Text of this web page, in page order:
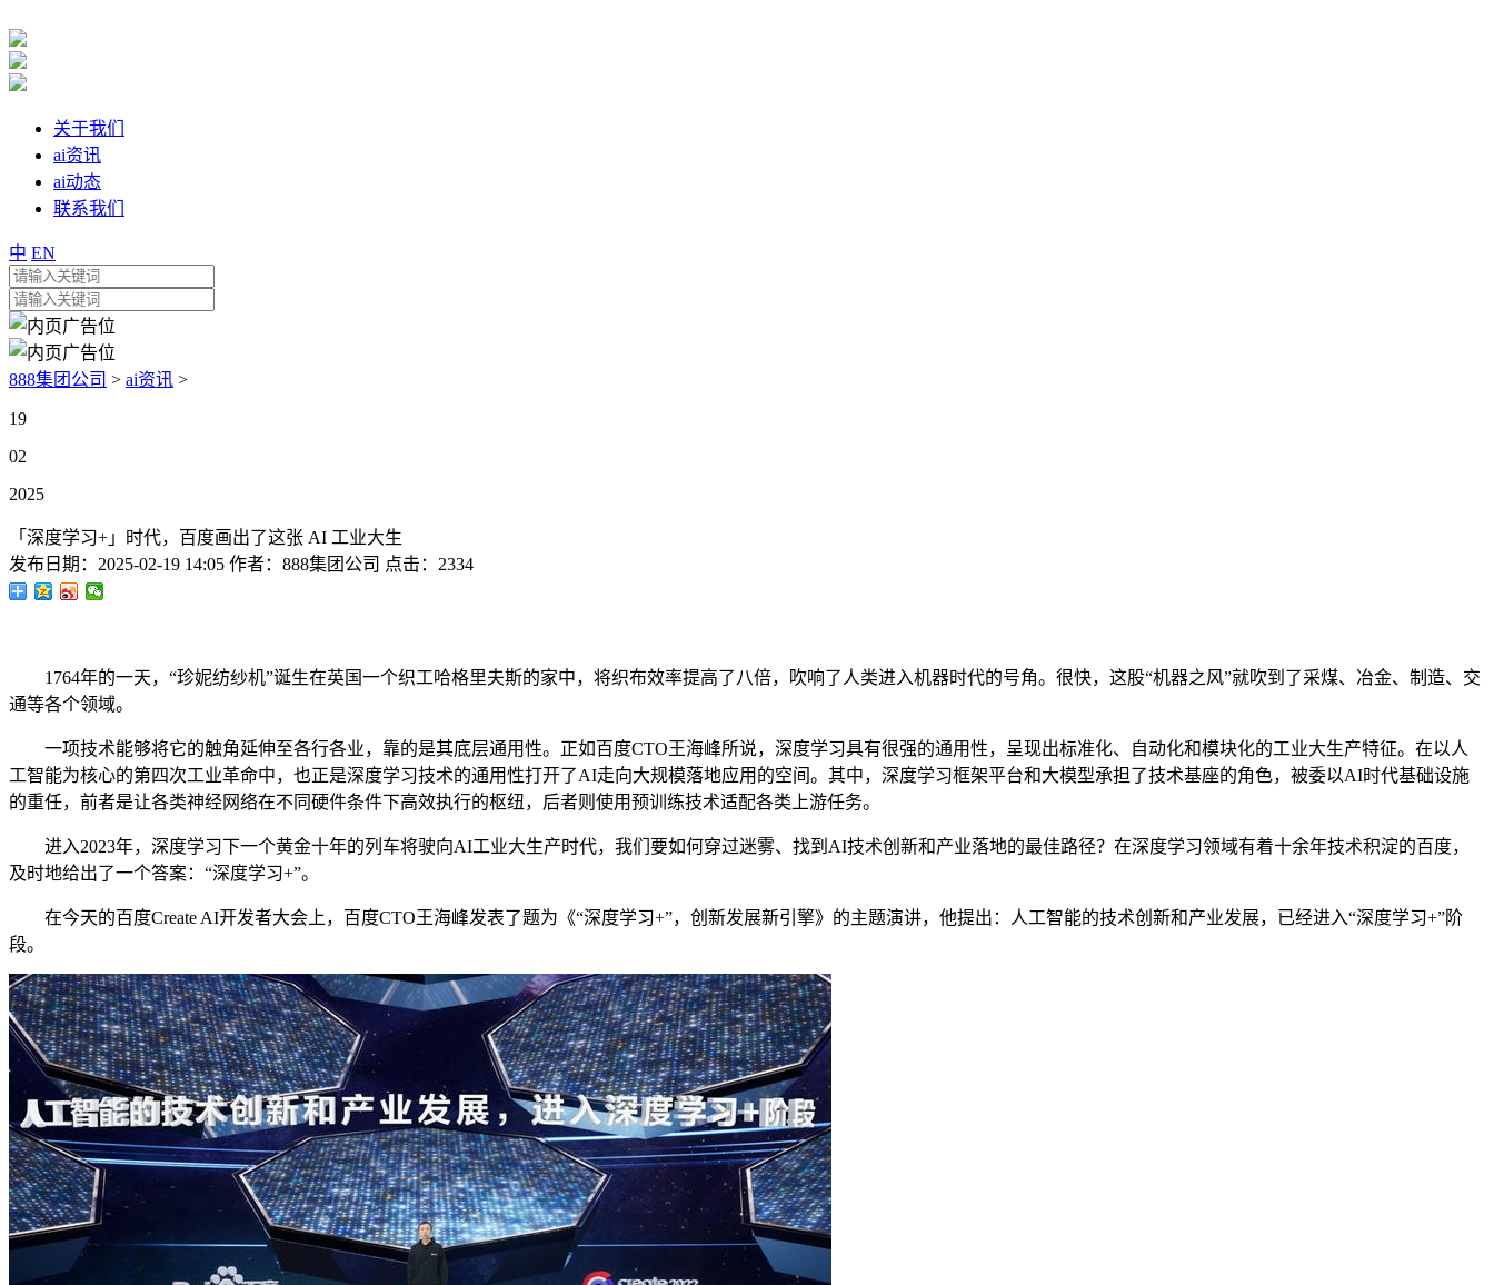
关于我们
ai资讯
ai动态
联系我们
中 EN
888集团公司 > ai资讯 >
19
02
2025
「深度学习+」时代，百度画出了这张 AI 工业大生
发布日期： 2025-02-19 14:05 作者： 888集团公司 点击： 2334
1764年的一天，“珍妮纺纱机”诞生在英国一个织工哈格里夫斯的家中，将织布效率提高了八倍，吹响了人类进入机器时代的号角。很快，这股“机器之风”就吹到了采煤、冶金、制造、交
通等各个领域。
一项技术能够将它的触角延伸至各行各业，靠的是其底层通用性。正如百度CTO王海峰所说，深度学习具有很强的通用性，呈现出标准化、自动化和模块化的工业大生产特征。在以人
工智能为核心的第四次工业革命中，也正是深度学习技术的通用性打开了AI走向大规模落地应用的空间。其中，深度学习框架平台和大模型承担了技术基座的角色，被委以AI时代基础设施
的重任，前者是让各类神经网络在不同硬件条件下高效执行的枢纽，后者则使用预训练技术适配各类上游任务。
进入2023年，深度学习下一个黄金十年的列车将驶向AI工业大生产时代，我们要如何穿过迷雾、找到AI技术创新和产业落地的最佳路径？在深度学习领域有着十余年技术积淀的百度，
及时地给出了一个答案：“深度学习+”。
在今天的百度Create AI开发者大会上，百度CTO王海峰发表了题为《“深度学习+”，创新发展新引擎》的主题演讲，他提出：人工智能的技术创新和产业发展，已经进入“深度学习+”阶
段。